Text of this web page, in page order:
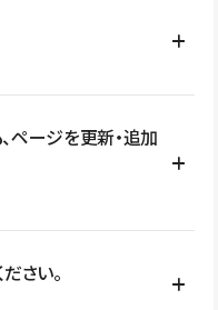
されるわけではないた
設計、URL・リダイレク
数部門での運用、権限管
の連携など、個別の要件が
利用数の上限、権限
す。詳しくは料金プランペ
ページを更新・追加
更新範囲を設計しておく
用できます。 さらにコン
さい。